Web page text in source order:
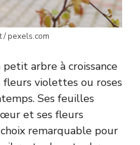
/ pexels.com
petit arbre à croissance
violettes ou roses
Ses feuilles
et ses fleurs
remarquable pour